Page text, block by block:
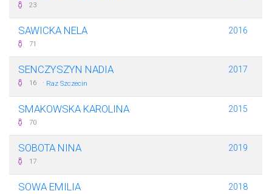
23
SAWICKA NELA
71
2016
SENCZYSZYN NADIA
16 · Raz Szczecin
2017
SMAKOWSKA KAROLINA
70
2015
SOBOTA NINA
17
2019
SOWA EMILIA 2018